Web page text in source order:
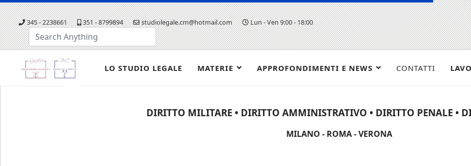
345 - 2238661 351 - 8799894 studiolegale.cm@hotmail.com Lun - Ven 9:00 - 18:00
Cerca...
LO STUDIO LEGALE MATERIE APPROFONDIMENTI E NEWS CONTATTI
DIRITTO MILITARE • DIRITTO AMMINISTRATIVO • DIRITTO PENALE •
MILANO - ROMA - VERONA